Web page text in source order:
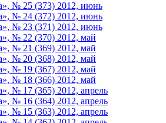
№ 25 (373) 2012, июнь
№ 24 (372) 2012, июнь
№ 23 (371) 2012, июнь
№ 22 (370) 2012, май
№ 21 (369) 2012, май
№ 20 (368) 2012, май
№ 19 (367) 2012, май
№ 18 (366) 2012, май
№ 17 (365) 2012, апрель
№ 16 (364) 2012, апрель
№ 15 (363) 2012, апрель